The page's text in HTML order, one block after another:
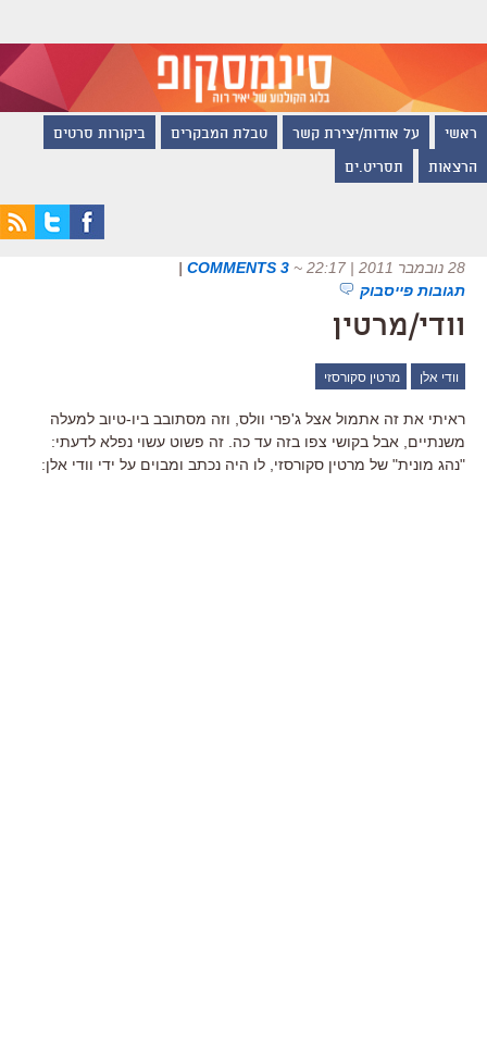
ראשי על אודות/יצירת קשר טבלת המבקרים ביקורות סרטים
הרצאות תסריט.ים
28 נובמבר 2011 | 22:17 ~
3 COMMENTS
|
תגובות פייסבוק
וודי/מרטין
וודי אלן מרטין סקורסזי
ראיתי את זה אתמול אצל ג'פרי וולס, וזה מסתובב ביו-טיוב למעלה
משנתיים, אבל בקושי צפו בזה עד כה. זה פשוט עשוי נפלא לדעתי:
"נהג מונית" של מרטין סקורסזי, לו היה נכתב ומבוים על ידי וודי אלן: